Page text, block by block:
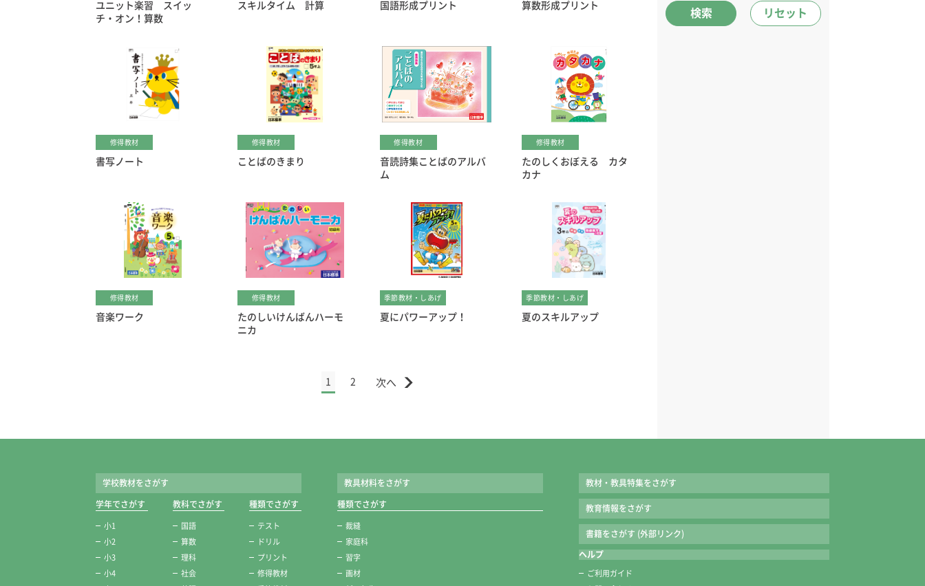
ユニット楽習 スイッ
チ・オン！算数
スキルタイム 計算 国語形成プリント 算数形成プリント
修得教材
書写ノート
修得教材
ことばのきまり
修得教材
音読詩集ことばのアルバ
ム
修得教材
たのしくおぼえる カタ
カナ
修得教材
音楽ワーク
修得教材
たのしいけんばんハーモ
ニカ
季節教材・しあげ
夏にパワーアップ！
季節教材・しあげ
夏のスキルアップ
1 2
検索 リセット
学校教材をさがす
学年でさがす
小1
小2
小3
小4
教科でさがす
国語
算数
理科
社会
種類でさがす
テスト
ドリル
プリント
修得教材
教具材料をさがす
種類でさがす
裁縫
家庭科
習字
画材
教材・教具特集をさがす
教育情報をさがす
書籍をさがす (外部リンク)
ヘルプ
ご利用ガイド